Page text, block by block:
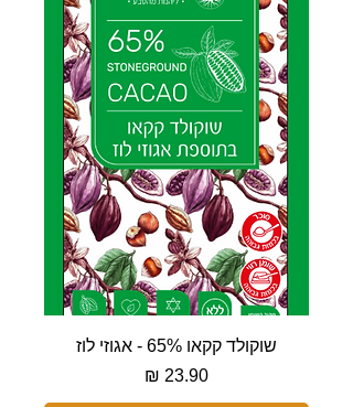
שוקולד קקאו 65% - אגוזי לוז
מחיר